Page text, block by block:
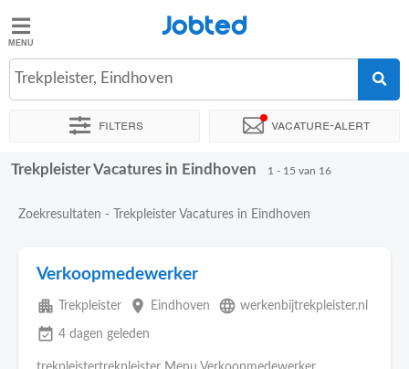
Jobted
Vacatures
Salarissen
Jobted
Trekpleister, Eindhoven
Filters Vacature-alert
Sorteer op Exacte locatie Bedrijf Soort dienstverband
Trekpleister Vacatures in Eindhoven 1 - 15 van 16
Zoekresultaten - Trekpleister Vacatures in Eindhoven
Verkoopmedewerker
apartment Trekpleister place Eindhoven language werkenbijtrekpleister.nl
event_available 4 dagen geleden